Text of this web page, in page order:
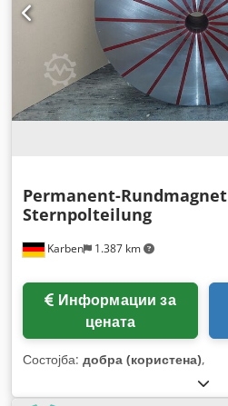
Karben 1.387 km
Permanent-Rundmagnet
Sternpolteilung
цената
Состојба: добра (користена),